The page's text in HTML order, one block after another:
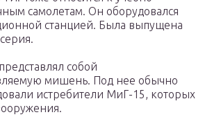
самолетам. Он оборудовался
станцией. Была выпущена
собой
мишень. Под нее обычно
истребители МиГ-15, которых